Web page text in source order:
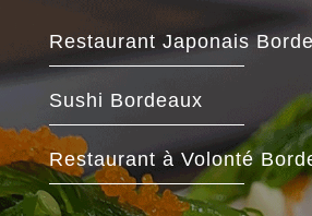
Restaurant Japonais
Sushi Bordeaux
Restaurant à Volonté